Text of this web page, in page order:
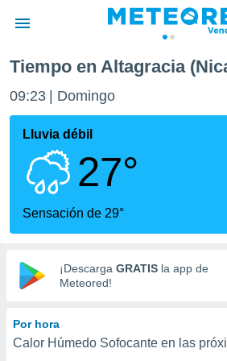
de
ha
para
que se
calidad.
a este
las
y
digital
basada
Tiempo en Altagracia
09:23 Domingo
Lluvia débil
27°
Sensación de 29°
¡Descarga GRATIS la app de
Meteored!
Por hora
Calor Húmedo Sofocante en las